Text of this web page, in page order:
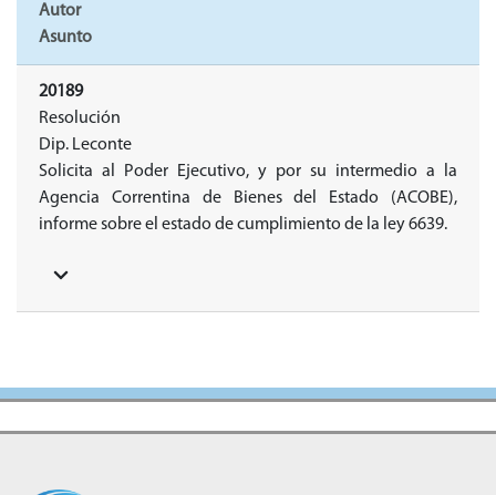
Autor
Asunto
20189
Resolución
Dip. Leconte
Solicita al Poder Ejecutivo, y por su intermedio a la
Agencia Correntina de Bienes del Estado (ACOBE),
informe sobre el estado de cumplimiento de la ley 6639.